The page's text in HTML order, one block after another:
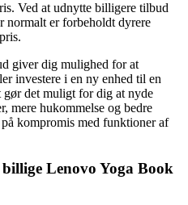
Ved at udnytte billigere tilbud
normalt er forbeholdt dyrere
giver dig mulighed for at
investere i en ny enhed til en
gør det muligt for dig at nyde
mere hukommelse og bedre
kompromis med funktioner af
Lenovo Yoga Book